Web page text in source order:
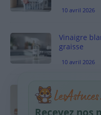
10 avril 2026
Vinaigre
graisse
10 avril 2026
Taches
habitudes